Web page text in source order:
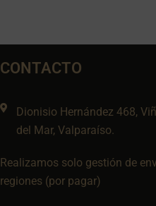
CONTACTO
Dionisio Hernández 468,
del Mar, Valparaíso.
Realizamos solo gestión de
regiones (por pagar)